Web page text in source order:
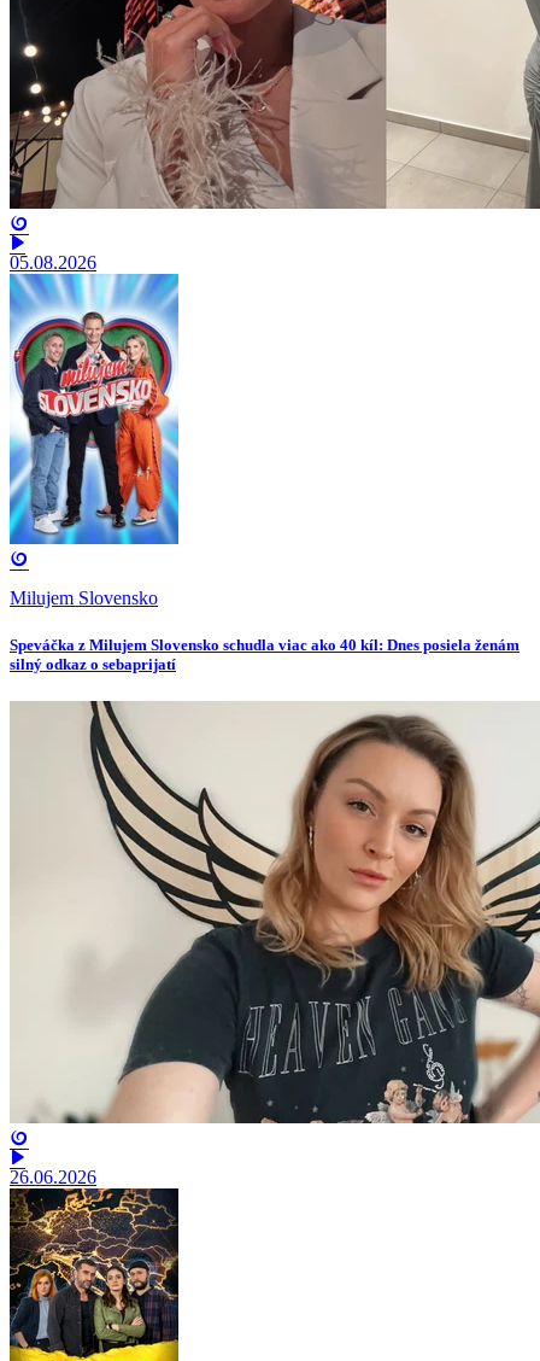
05.08.2026
Milujem Slovensko
Speváčka z Milujem Slovensko schudla viac ako 40 kíl: Dnes posiela ženám
silný odkaz o sebaprijatí
26.06.2026